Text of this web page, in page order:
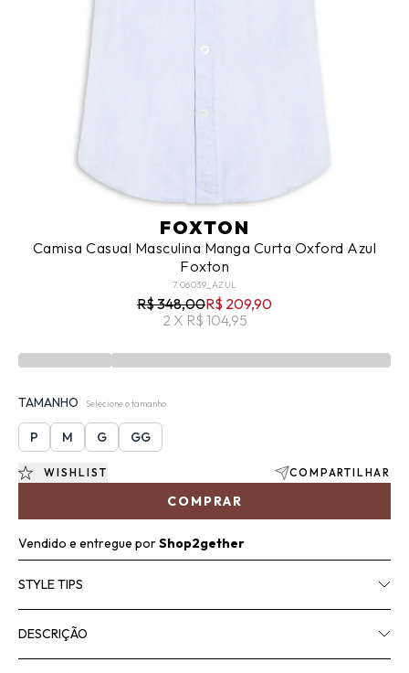
FOXTON
Camisa Casual Masculina Manga Curta Oxford Azul
Foxton
7.06039_AZUL
R$ 348,00R$ 209,90
2 X R$ 104,95
TAMANHO Selecione o tamanho
P M G GG
COMPRAR
WISHLIST COMPARTILHAR
Vendido e entregue porShop2gether
STYLE TIPS
DESCRIÇÃO